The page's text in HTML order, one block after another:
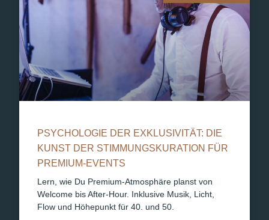
PSYCHOLOGIE DER EXKLUSIVITÄT: DIE
KUNST DER STIMMUNGSKURATION FÜR
PREMIUM-EVENTS
Lern, wie Du Premium-Atmosphäre planst von
Welcome bis After-Hour. Inklusive Musik, Licht,
Flow und Höhepunkt für 40. und 50.